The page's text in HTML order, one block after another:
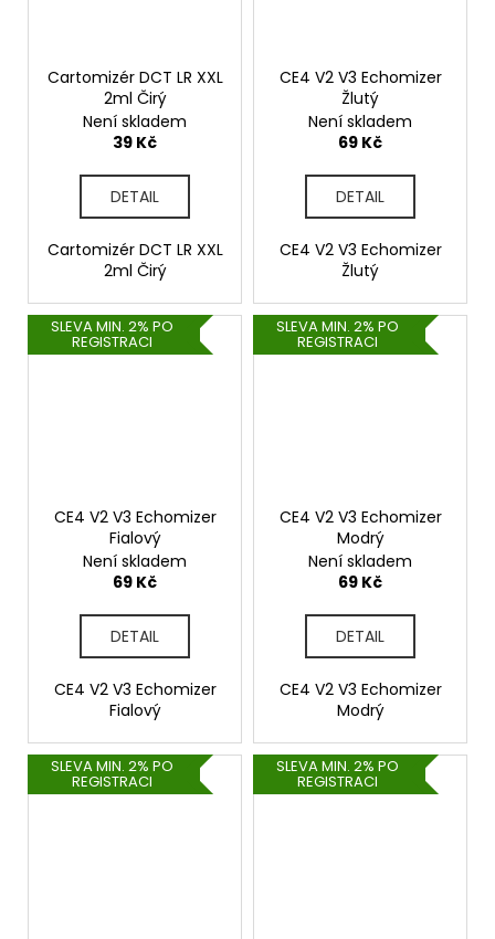
Cartomizér DCT LR XXL
2ml Čirý
Není skladem
39 Kč
DETAIL
Cartomizér DCT LR XXL
2ml Čirý
CE4 V2 V3 Echomizer
Žlutý
Není skladem
69 Kč
DETAIL
CE4 V2 V3 Echomizer
Žlutý
SLEVA MIN. 2% PO
REGISTRACI
CE4 V2 V3 Echomizer
Fialový
Není skladem
69 Kč
DETAIL
CE4 V2 V3 Echomizer
Fialový
SLEVA MIN. 2% PO
REGISTRACI
CE4 V2 V3 Echomizer
Modrý
Není skladem
69 Kč
DETAIL
CE4 V2 V3 Echomizer
Modrý
SLEVA MIN. 2% PO
REGISTRACI
SLEVA MIN. 2% PO
REGISTRACI